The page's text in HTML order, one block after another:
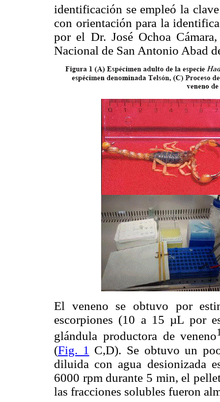
identificación se empleó la
con orientación para la
por el Dr. José Ochoa
Nacional de San Antonio Abad
El veneno se obtuvo por
escorpiones (10 a 15 µL por
glándula productora de veneno
(Fig. 1 C,D). Se obtuvo un
diluida con agua desionizada
6000 rpm durante 5 min, el
las fracciones solubles fueron